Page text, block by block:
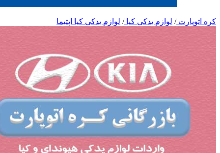
کره اتوپارت/ لوازم یدکی کیا/ لوازم یدکی کیا اپتیما